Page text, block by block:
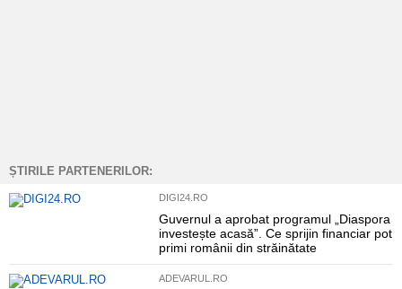
ȘTIRILE PARTENERILOR:
DIGI24.RO
Guvernul a aprobat programul „Diaspora
investește acasă”. Ce sprijin financiar pot
primi românii din străinătate
ADEVARUL.RO